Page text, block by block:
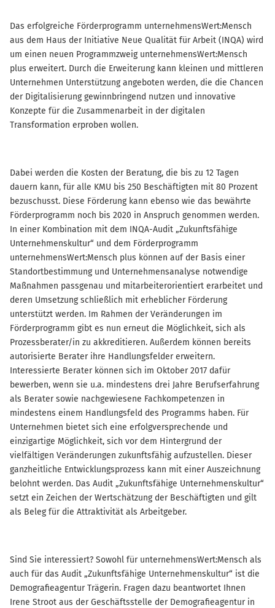
Das erfolgreiche Förderprogramm unternehmensWert:Mensch
aus dem Haus der Initiative Neue Qualität für Arbeit (INQA) wird
um einen neuen Programmzweig unternehmensWert:Mensch
plus erweitert. Durch die Erweiterung kann kleinen und mittleren
Unternehmen Unterstützung angeboten werden, die die Chancen
der Digitalisierung gewinnbringend nutzen und innovative
Konzepte für die Zusammenarbeit in der digitalen
Transformation erproben wollen.
Dabei werden die Kosten der Beratung, die bis zu 12 Tagen
dauern kann, für alle KMU bis 250 Beschäftigten mit 80 Prozent
bezuschusst. Diese Förderung kann ebenso wie das bewährte
Förderprogramm noch bis 2020 in Anspruch genommen werden.
In einer Kombination mit dem INQA-Audit „Zukunftsfähige
Unternehmenskultur“ und dem Förderprogramm
unternehmensWert:Mensch plus können auf der Basis einer
Standortbestimmung und Unternehmensanalyse notwendige
Maßnahmen passgenau und mitarbeiterorientiert erarbeitet und
deren Umsetzung schließlich mit erheblicher Förderung
unterstützt werden. Im Rahmen der Veränderungen im
Förderprogramm gibt es nun erneut die Möglichkeit, sich als
Prozessberater/in zu akkreditieren. Außerdem können bereits
autorisierte Berater ihre Handlungsfelder erweitern.
Interessierte Berater können sich im Oktober 2017 dafür
bewerben, wenn sie u.a. mindestens drei Jahre Berufserfahrung
als Berater sowie nachgewiesene Fachkompetenzen in
mindestens einem Handlungsfeld des Programms haben. Für
Unternehmen bietet sich eine erfolgversprechende und
einzigartige Möglichkeit, sich vor dem Hintergrund der
vielfältigen Veränderungen zukunftsfähig aufzustellen. Dieser
ganzheitliche Entwicklungsprozess kann mit einer Auszeichnung
belohnt werden. Das Audit „Zukunftsfähige Unternehmenskultur“
setzt ein Zeichen der Wertschätzung der Beschäftigten und gilt
als Beleg für die Attraktivität als Arbeitgeber.
Sind Sie interessiert? Sowohl für unternehmensWert:Mensch als
auch für das Audit „Zukunftsfähige Unternehmenskultur“ ist die
Demografieagentur Trägerin. Fragen dazu beantwortet Ihnen
Irene Stroot aus der Geschäftsstelle der Demografieagentur in